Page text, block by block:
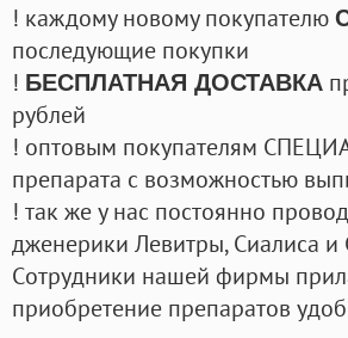
! каждому новому покупателю
последующие покупки
! БЕСПЛАТНАЯ ДОСТАВКА
рублей
! оптовым покупателям
препарата с возможностью
! так же у нас постоянно
дженерики Левитры, Сиалиса
Cотрудники нашей фирмы
приобретение препаратов